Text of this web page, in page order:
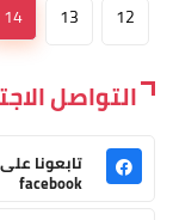
12
13
14
التواصل
تابعونا على
facebook